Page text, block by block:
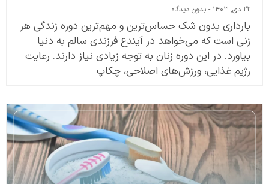
۲۲ دی, ۱۴۰۳ بدون دیدگاه
بارداری بدون شک حساس‌ترین و مهم‌ترین دوره زندگی هر
زنی است که می‌خواهد در آیندع فرزندی سالم به دنیا
بیاورد. در این دوره زنان به توجه زیادی نیاز دارند. رعایت
رژیم غذایی، ورزش‌های اصلاحی، چکاپ